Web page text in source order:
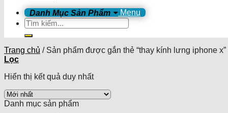
Menu
Tìm
kiếm:
Trang chủ /Sản phẩm được gắn thẻ “thay kính lưng iphone x”
Lọc
Hiển thị kết quả duy nhất
Danh mục sản phẩm